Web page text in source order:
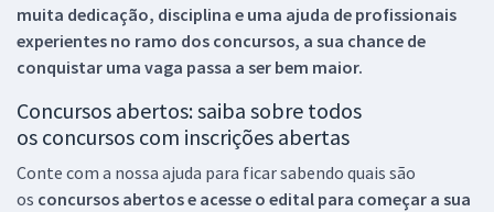
muita dedicação, disciplina e uma ajuda de profissionais
experientes no ramo dos concursos, a sua chance de
conquistar uma vaga passa a ser bem maior.
Concursos abertos: saiba sobre todos
os concursos com inscrições abertas
Conte com a nossa ajuda para ficar sabendo quais são
os concursos abertos e acesse o edital para começar a sua